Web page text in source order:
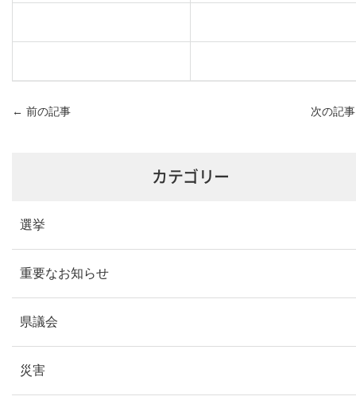
← 前の記事 次の記
カテゴリー
選挙
重要なお知らせ
県議会
災害